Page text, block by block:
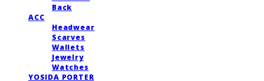
Back
ACC
Headwear
Scarves
Wallets
Jewelry
Watches
YOSIDA PORTER